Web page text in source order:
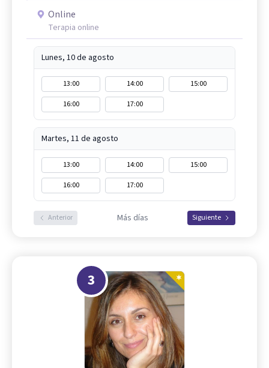
Online
Terapia online
Lunes, 10 de agosto
13:00 14:00
15:00
16:00
17:00
Martes, 11 de agosto
13:00 14:00
15:00
16:00
17:00
Anterior Más días Siguiente
3